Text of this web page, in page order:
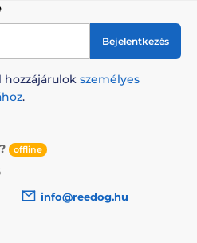
Bejelentkezés
hozzájárulok személyes
.
offline
info@reedog.hu